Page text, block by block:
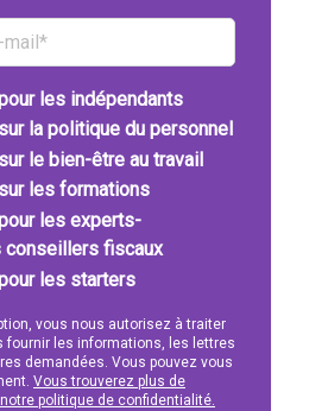
les indépendants
la politique du personnel
le bien-être au travail
les formations
les experts-
fiscaux
les starters
vous nous autorisez à traiter
fournir les informations, les lettres
demandées. Vous pouvez vous
Vous trouverez plus de
politique de confidentialité.